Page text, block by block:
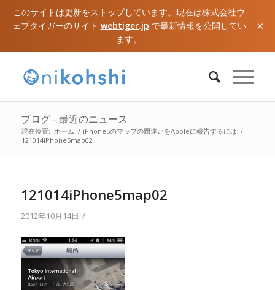
このサイトは更新をストップしています。現在は株式会社ウ
ェブタイガーのサイト webtiger.jp で最新情報を公開してい
ます。
×
ブログ - 最近のニュース
現在位置: ホーム / iPhone5のマップの間違いをAppleに報告するには /
121014iPhone5map02
121014iPhone5map02
2012年10月14日 /